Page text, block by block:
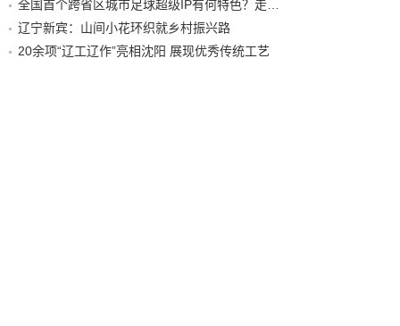
辽宁新宾：山间小花环织就乡村振兴路
20余项“辽工辽作”亮相沈阳 展现优秀传统工艺